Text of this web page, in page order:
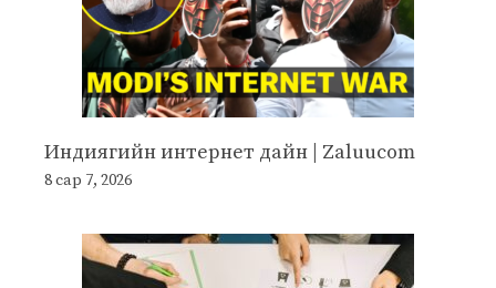
Индиягийн интернет дайн | Zaluucom
8 сар 7, 2026